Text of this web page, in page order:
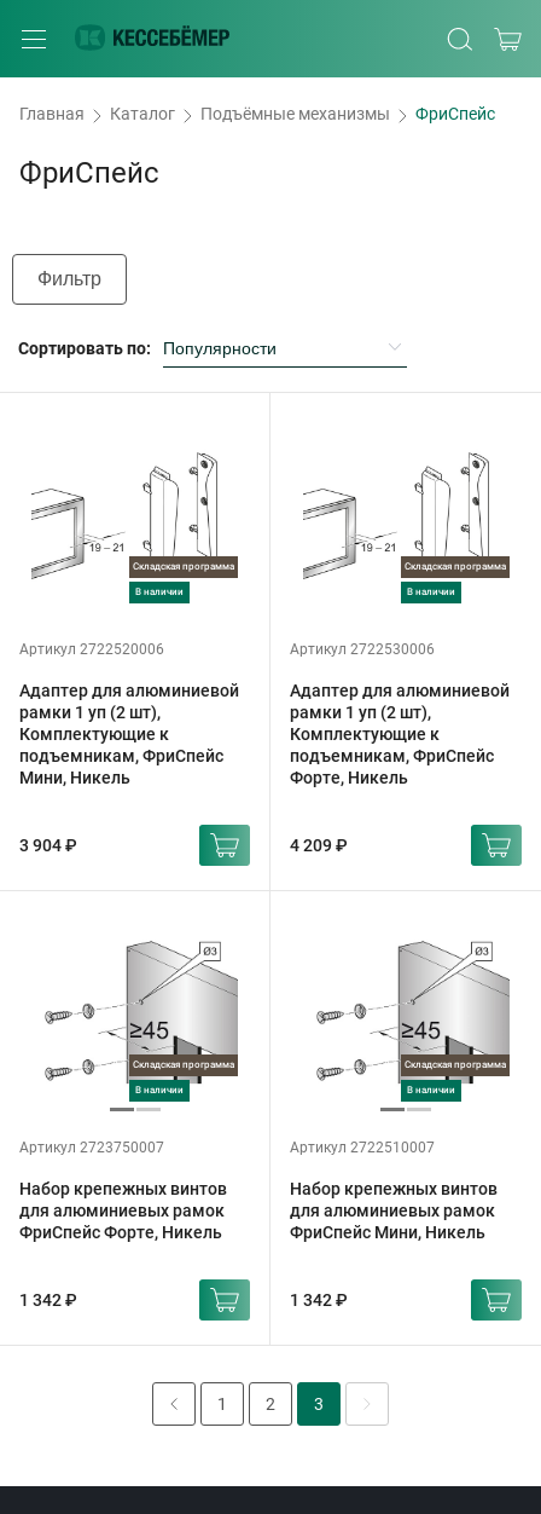
Главная Каталог Подъёмные механизмы ФриСпейс
ФриСпейс
Фильтр
Сортировать по:
Складская программа
в наличии
Артикул 2722520006
Адаптер для алюминиевой
рамки 1 уп (2 шт),
Комплектующие к
подъемникам, ФриСпейс
Мини, Никель
3 904 ₽
Складская программа
в наличии
Артикул 2722530006
Адаптер для алюминиевой
рамки 1 уп (2 шт),
Комплектующие к
подъемникам, ФриСпейс
Форте, Никель
4 209 ₽
Складская программа
в наличии
Артикул 2723750007
Набор крепежных винтов
для алюминиевых рамок
ФриСпейс Форте, Никель
1 342 ₽
Складская программа
в наличии
Артикул 2722510007
Набор крепежных винтов
для алюминиевых рамок
ФриСпейс Мини, Никель
1 342 ₽
1 2 3